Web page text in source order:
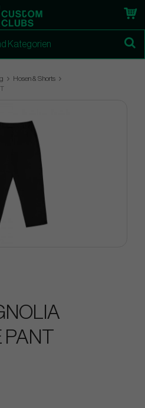
Hosen & Shorts
PANT